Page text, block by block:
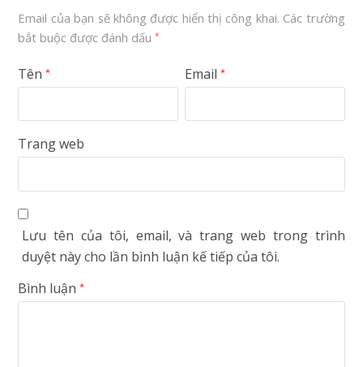
Email của bạn sẽ không được hiển thị công khai. Các trường
bắt buộc được đánh dấu*
Tên* Email*
Trang web
Lưu tên của tôi, email, và trang web trong trình
duyệt này cho lần bình luận kế tiếp của tôi.
Bình luận*